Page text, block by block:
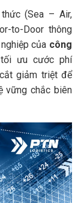
(Sea – Air,
to-Door thông
của công
tối ưu cước phí
giảm triệt để
vững chắc biên